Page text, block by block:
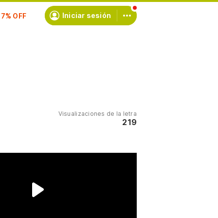
Iniciar sesión
Visualizaciones de la letra
219